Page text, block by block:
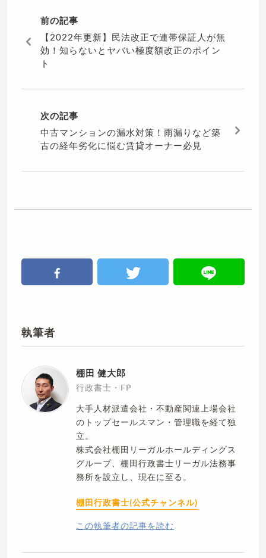
前の記事
【2022年更新】民法改正で連帯保証人が無
効！知らないとヤバい極度額改正のポイン
ト
次の記事
中古マンションの漏水対策！雨漏りなど築
古の経年劣化に悩む賃貸オーナー必見
執筆者
棚田 健大郎
行政書士・FP
大手人材派遣会社・不動産関連上場会社
のトップセールスマン・管理職を経て独
立。
株式会社棚田リーガルホールディングス
グループ、棚田行政書士リーガル法務事
務所を設立し、現在に至る。
棚田行政書士(公式チャンネル)
この執筆者の記事を読む